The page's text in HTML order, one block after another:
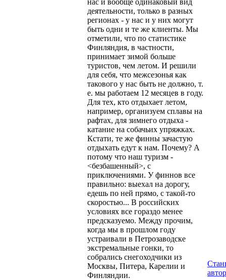
деятельности, только в разных
регионах - у нас и у них могут
быть одни и те же клиенты. Мы
отметили, что по статистике
Финляндия, в частности,
принимает зимой больше
туристов, чем летом. И решили
для себя, что межсезонья как
такового у нас быть не должно, т.
е. мы работаем 12 месяцев в году.
Для тех, кто отдыхает летом,
например, организуем сплавы на
рафтах, для зимнего отдыха -
катание на собачьих упряжках.
Кстати, те же финны зачастую
отдыхать едут к нам. Почему? А
потому что наш туризм -
<безбашенный>, с
приключениями. У финнов все
правильно: выехал на дорогу,
едешь по ней прямо, с такой-то
скоростью... В российских
условиях все гораздо менее
предсказуемо. Между прочим,
когда мы в прошлом году
устраивали в Петрозаводске
экстремальные гонки, то
собрались снегоходчики из
Москвы, Питера, Карелии и
Финляндии.